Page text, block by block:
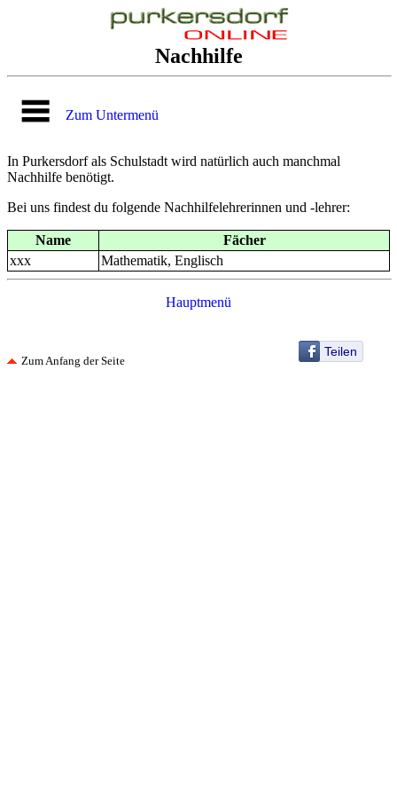
Nachhilfe
Zum Untermenü
In Purkersdorf als Schulstadt wird natürlich auch manchmal
Nachhilfe benötigt.
Bei uns findest du folgende Nachhilfelehrerinnen und -lehrer:
Name
Fächer
xxx
Mathematik, Englisch
Hauptmenü
Teilen
Zum Anfang der Seite